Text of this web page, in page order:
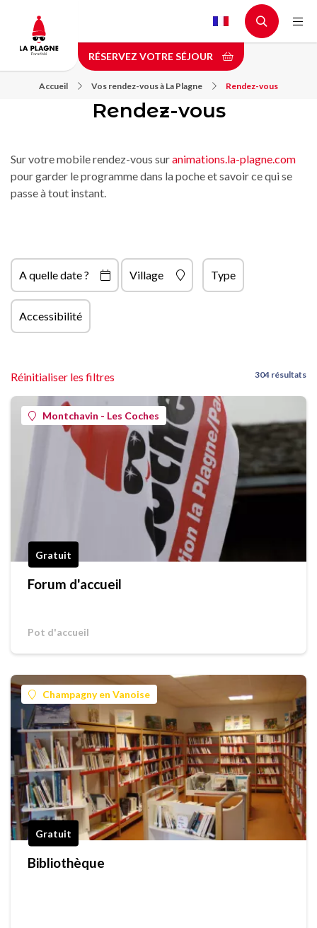
contenu
principal
RÉSERVEZ VOTRE SÉJOUR
Accueil Vos rendez-vous à La Plagne Rendez-vous
Rendez-vous
Sur votre mobile rendez-vous suranimations.la-plagne.com
pour garder le programme dans la poche et savoir ce qui se
passe à tout instant.
A quelle date ? Village Type
Accessibilité
Réinitialiser les filtres 304 résultats
Montchavin - Les Coches
Gratuit
Forum d'accueil
Pot d'accueil
Champagny en Vanoise
Gratuit
Bibliothèque